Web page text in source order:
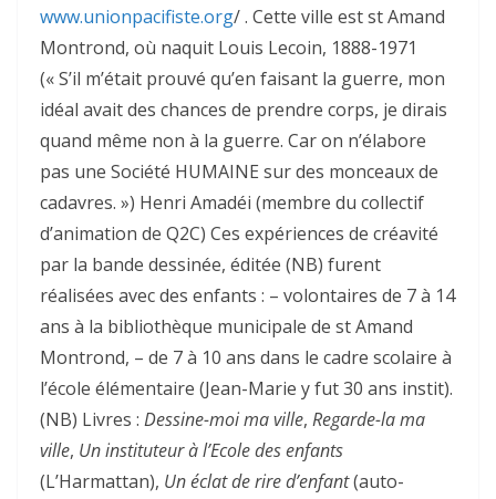
www.unionpacifiste.org/ . Cette ville est st Amand
Montrond, où naquit Louis Lecoin, 1888-1971
(« S’il m’était prouvé qu’en faisant la guerre, mon
idéal avait des chances de prendre corps, je dirais
quand même non à la guerre. Car on n’élabore
pas une Société HUMAINE sur des monceaux de
cadavres. ») Henri Amadéi (membre du collectif
d’animation de Q2C) Ces expériences de créavité
par la bande dessinée, éditée (NB) furent
réalisées avec des enfants : – volontaires de 7 à 14
ans à la bibliothèque municipale de st Amand
Montrond, – de 7 à 10 ans dans le cadre scolaire à
l’école élémentaire (Jean-Marie y fut 30 ans instit).
(NB) Livres : Dessine-moi ma ville, Regarde-la ma
ville, Un instituteur à l’Ecole des enfants
(L’Harmattan), Un éclat de rire d’enfant(auto-